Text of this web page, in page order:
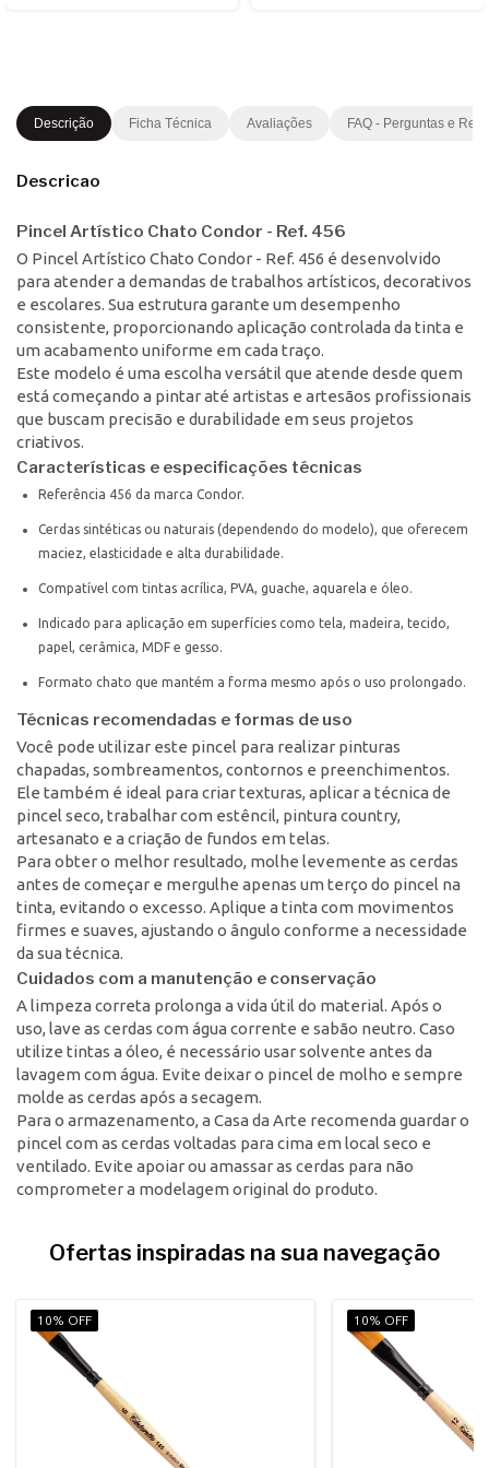
Descrição Ficha Técnica Avaliações FAQ - Perguntas e
Descricao
Pincel Artístico Chato Condor - Ref. 456
O Pincel Artístico Chato Condor - Ref. 456 é desenvolvido
para atender a demandas de trabalhos artísticos, decorativos
e escolares. Sua estrutura garante um desempenho
consistente, proporcionando aplicação controlada da tinta e
um acabamento uniforme em cada traço.
Este modelo é uma escolha versátil que atende desde quem
está começando a pintar até artistas e artesãos profissionais
que buscam precisão e durabilidade em seus projetos
criativos.
Características e especificações técnicas
Referência 456 da marca Condor.
Cerdas sintéticas ou naturais (dependendo do modelo), que oferecem
maciez, elasticidade e alta durabilidade.
Compatível com tintas acrílica, PVA, guache, aquarela e óleo.
Indicado para aplicação em superfícies como tela, madeira, tecido,
papel, cerâmica, MDF e gesso.
Formato chato que mantém a forma mesmo após o uso prolongado.
Técnicas recomendadas e formas de uso
Você pode utilizar este pincel para realizar pinturas
chapadas, sombreamentos, contornos e preenchimentos.
Ele também é ideal para criar texturas, aplicar a técnica de
pincel seco, trabalhar com estêncil, pintura country,
artesanato e a criação de fundos em telas.
Para obter o melhor resultado, molhe levemente as cerdas
antes de começar e mergulhe apenas um terço do pincel na
tinta, evitando o excesso. Aplique a tinta com movimentos
firmes e suaves, ajustando o ângulo conforme a necessidade
da sua técnica.
Cuidados com a manutenção e conservação
A limpeza correta prolonga a vida útil do material. Após o
uso, lave as cerdas com água corrente e sabão neutro. Caso
utilize tintas a óleo, é necessário usar solvente antes da
lavagem com água. Evite deixar o pincel de molho e sempre
molde as cerdas após a secagem.
Para o armazenamento, a Casa da Arte recomenda guardar o
pincel com as cerdas voltadas para cima em local seco e
ventilado. Evite apoiar ou amassar as cerdas para não
comprometer a modelagem original do produto.
Ofertas inspiradas na sua navegação
10% OFF 10% OFF